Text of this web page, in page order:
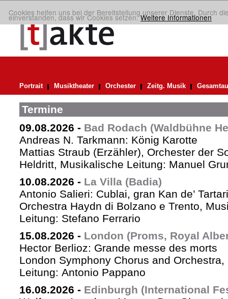
Cookies helfen uns bei der Bereitstellung unserer Dienste. Durch
einverstanden, dass wir Cookies setzen.Weitere Informationen
Portrait Musiktheater Orchester Zeitg. Musik
Termine
09.08.2026 - Bad Rodach (Waldbühne
Andreas N. Tarkmann: König Karotte
Mattias Straub (Erzähler), Orchester der
Heldritt, Musikalische Leitung: Manuel
10.08.2026 - La Villa (Badia)
Antonio Salieri: Cublai, gran Kan de’
Orchestra Haydn di Bolzano e Trento,
Leitung: Stefano Ferrario
15.08.2026 - London (Proms, Royal
Hector Berlioz: Grande messe des morts
London Symphony Chorus and
Leitung: Antonio Pappano
16.08.2026 - Edinburgh (International